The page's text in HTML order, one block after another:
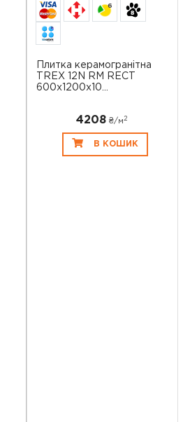
6
Плитка керамогранітна
TREX 12N RM RECT
600x1200x10...
4208 ₴/м2
В КОШИК